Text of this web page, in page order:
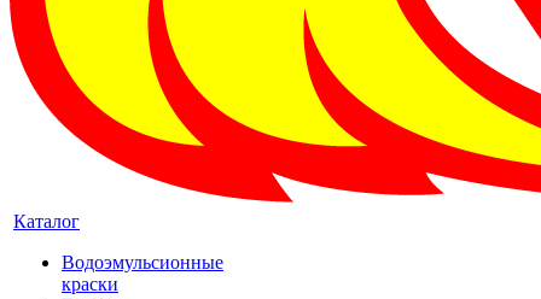
Каталог
Водоэмульсионные
краски